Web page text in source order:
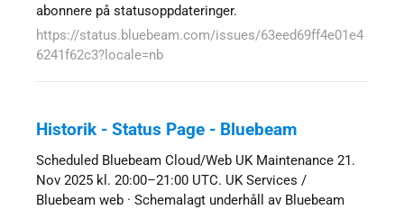
abonnere på statusoppdateringer.
https://status.bluebeam.com/issues/63eed69ff4e01e4
6241f62c3?locale=nb
Historik - Status Page - Bluebeam
Scheduled Bluebeam Cloud/Web UK Maintenance 21.
Nov 2025 kl. 20:00–21:00 UTC. UK Services /
Bluebeam web · Schemalagt underhåll av Bluebeam